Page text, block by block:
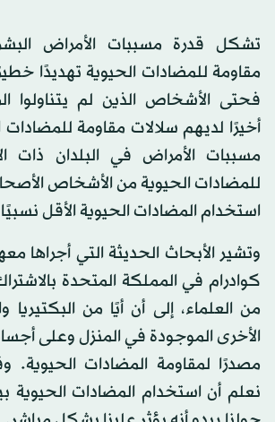
تشكل قدرة مسببات الأمراض
مقاومة للمضادات الحيوية تهديدًا
فحتى الأشخاص الذين لم يتناولوا
أخيرًا لديهم سلالات مقاومة
مسببات الأمراض في البلدان ذات
للمضادات الحيوية من الأشخاص
استخدام المضادات الحيوية الأقل
وتشير الأبحاث الحديثة التي أجراها
كوادرام في المملكة المتحدة
من العلماء، إلى أن أيًا من البكتيريا
الأخرى الموجودة في المنزل وعلى
مصدرًا لمقاومة المضادات الحيوية.
نعلم أن استخدام المضادات